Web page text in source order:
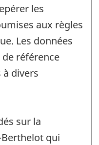
les
aux règles
Les données
référence
divers
sur la
qui